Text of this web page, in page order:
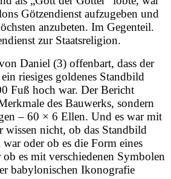
Götzendienst aufzugeben und
anzubeten. Im Gegenteil.
zur Staatsreligion.
Daniel (3) offenbart, dass der
riesiges goldenes Standbild
Fuß hoch war. Der Bericht
des Bauwerks, sondern
– 60 × 6 Ellen. Und es war mit
wissen nicht, ob das Standbild
oder ob es die Form eines
ob es mit verschiedenen Symbolen
babylonischen Ikonografie